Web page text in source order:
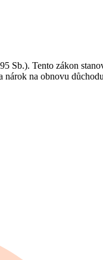
Sb.). Tento zákon
nárok na obnovu